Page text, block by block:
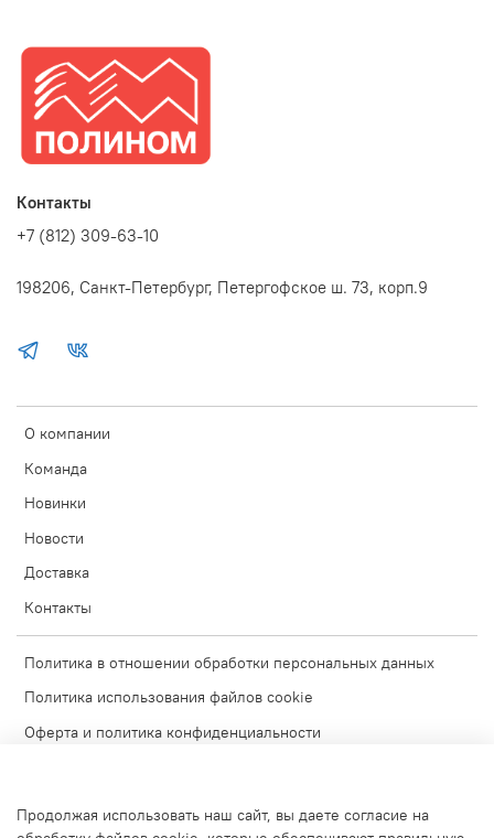
О компании
Команда
Новинки
Новости
Доставка
Контакты
Политика в отношении обработки персональных данных
Политика использования файлов cookie
Оферта и политика конфиденциальности
Контакты
+7 (812) 309-63-10
198206, Санкт-Петербург, Петергофское ш. 73, корп.9
Продолжая использовать наш сайт, вы даете согласие на